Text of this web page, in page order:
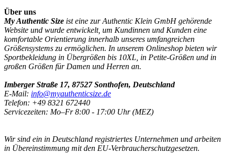
Über uns
My Authentic Size ist eine zur Authentic Klein GmbH gehörende
Website und wurde entwickelt, um Kundinnen und Kunden eine
komfortable Orientierung innerhalb unseres umfangreichen
Größensystems zu ermöglichen. In unserem Onlineshop bieten wir
Sportbekleidung in Übergrößen bis 10XL, in Petite-Größen und in
großen Größen für Damen und Herren an.
Imberger Straße 17, 87527 Sonthofen, Deutschland
E-Mail: info@myauthenticsize.de
Telefon: +49 8321 672440
Servicezeiten: Mo–Fr 8:00 - 17:00 Uhr (MEZ)
Wir sind ein in Deutschland registriertes Unternehmen und arbeiten
in Übereinstimmung mit den EU-Verbraucherschutzgesetzen.